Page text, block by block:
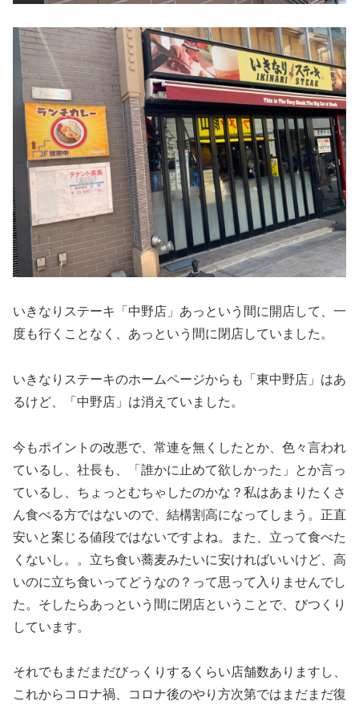
いきなりステーキ「中野店」あっという間に開店して、一
度も行くことなく、あっという間に閉店していました。
いきなりステーキのホームページからも「東中野店」はあ
るけど、「中野店」は消えていました。
今もポイントの改悪で、常連を無くしたとか、色々言われ
ているし、社長も、「誰かに止めて欲しかった」とか言っ
ているし、ちょっとむちゃしたのかな？私はあまりたくさ
ん食べる方ではないので、結構割高になってしまう。正直
安いと案じる値段ではないですよね。また、立って食べた
くないし。。立ち食い蕎麦みたいに安ければいいけど、高
いのに立ち食いってどうなの？って思って入りませんでし
た。そしたらあっという間に閉店ということで、びつくり
しています。
それでもまだまだびっくりするくらい店舗数ありますし、
これからコロナ禍、コロナ後のやり方次第ではまだまだ復